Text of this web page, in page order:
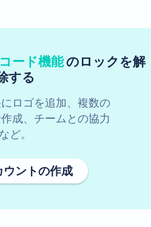
ード機能のロックを解
する
ロゴを追加、複数の
成、チームとの協力
など。
ウントの作成